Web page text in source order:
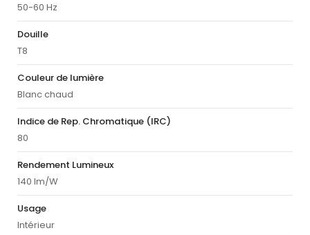
50-60 Hz
Douille
T8
Couleur de lumière
Blanc chaud
Indice de Rep. Chromatique (IRC)
80
Rendement Lumineux
140 lm/W
Usage
Intérieur